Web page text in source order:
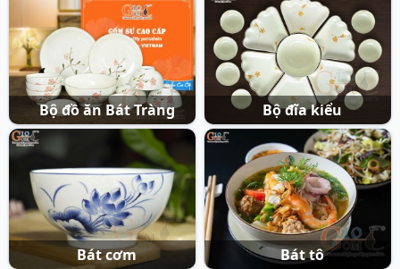
Bộ đồ ăn Bát Tràng Bộ đĩa kiểu
Bát cơm Bát tô